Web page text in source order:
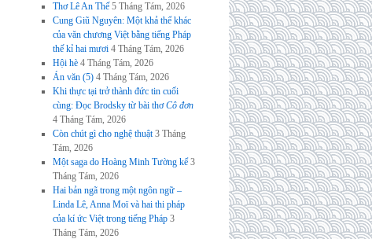
Thơ Lê An Thế 5 Tháng Tám, 2026
Cung Giũ Nguyên: Một khả thể khác
của văn chương Việt bằng tiếng Pháp
thế kỉ hai mươi 4 Tháng Tám, 2026
Hội hè 4 Tháng Tám, 2026
Án văn (5) 4 Tháng Tám, 2026
Khi thực tại trở thành đức tin cuối
cùng: Đọc Brodsky từ bài thơCô đơn
4 Tháng Tám, 2026
Còn chút gì cho nghệ thuật 3 Tháng
Tám, 2026
Một saga do Hoàng Minh Tường kể 3
Tháng Tám, 2026
Hai bản ngã trong một ngôn ngữ –
Linda Lê, Anna Moï và hai thi pháp
của kí ức Việt trong tiếng Pháp 3
Tháng Tám, 2026